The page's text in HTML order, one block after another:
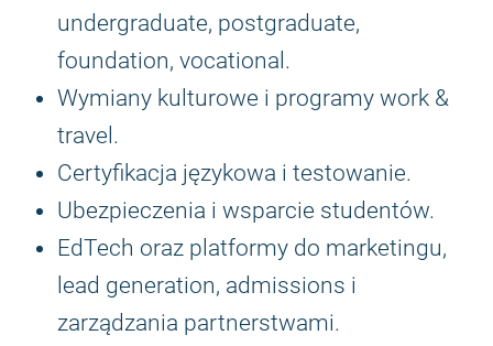
undergraduate, postgraduate,
foundation, vocational.
Wymiany kulturowe i programy work &
travel.
Certyfikacja językowa i testowanie.
Ubezpieczenia i wsparcie studentów.
EdTech oraz platformy do marketingu,
lead generation, admissions i
zarządzania partnerstwami.